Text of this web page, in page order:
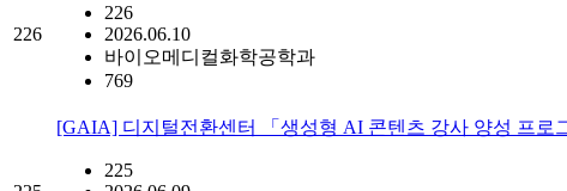
226
226
2026.06.10
바이오메디컬화학공학과
769
[GAIA] 디지털전환센터 「생성형 AI 콘텐츠 강사 양성 프로
225